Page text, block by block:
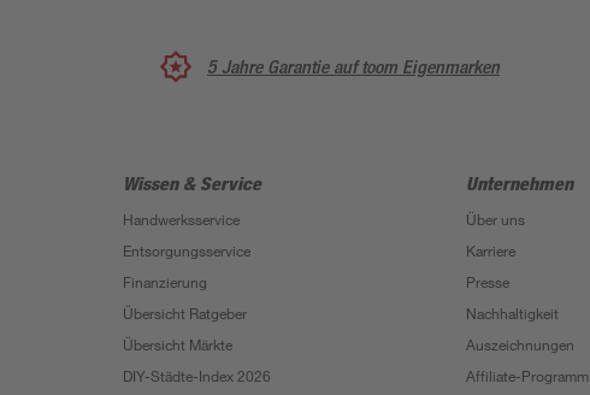
5 Jahre Garantie auf toom Eigenmarken
Wissen & Service
Handwerksservice
Entsorgungsservice
Finanzierung
Übersicht Ratgeber
Übersicht Märkte
DIY-Städte-Index 2026
Unternehmen
Über uns
Karriere
Presse
Nachhaltigkeit
Auszeichnungen
Affiliate-Programm